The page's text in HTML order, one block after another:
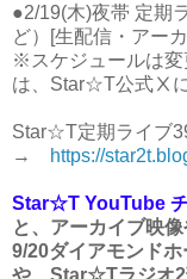
●2/19(木)夜帯 定期
ど）[生配信・アー
※スケジュールは変
は、Star☆T公式Ⅹに
Star☆T定期ライブ
→
https://
Star☆T YouTube
と、アーカイブ映
9/20ダイアモンド
や、Star☆Tラジオ